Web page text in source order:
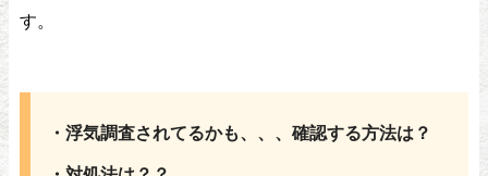
す。
・浮気調査されてるかも、、、確認する方法は？